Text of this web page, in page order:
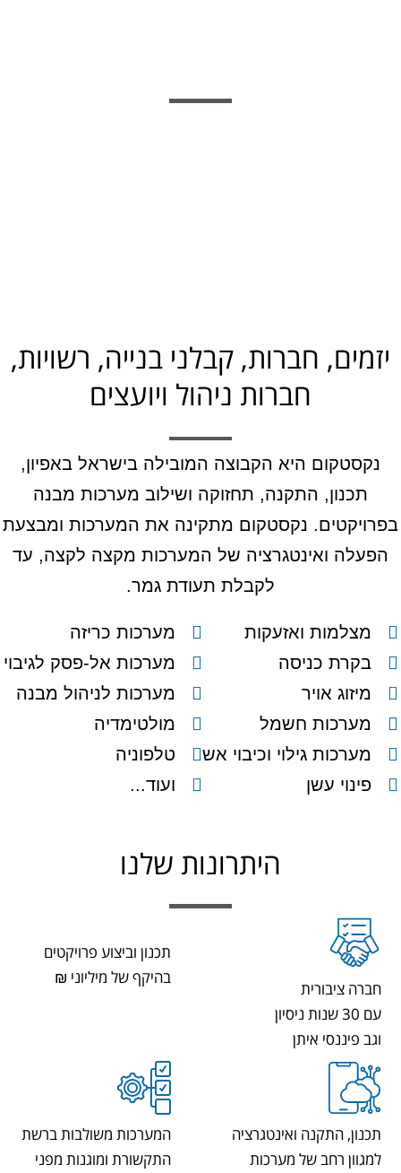
יזמים, חברות, קבלני בנייה, רשויות,
חברות ניהול ויועצים
נקסטקום היא הקבוצה המובילה בישראל באפיון,
תכנון, התקנה, תחזוקה ושילוב מערכות מבנה
נקסטקום מתקינה את המערכות ומבצעת
הפעלה ואינטגרציה של המערכות מקצה לקצה, עד
לקבלת תעודת גמר.
מצלמות ואזעקות
בקרת כניסה
מיזוג אויר
מערכות חשמל
מערכות גילוי וכיבוי אש
פינוי עשן
מערכות כריזה
מערכות אל-פסק לגיבוי
מערכות לניהול מבנה
מולטימדיה
טלפוניה
ועוד...
היתרונות שלנו
חברה ציבורית
עם 30 שנות ניסיון
וגב פיננסי איתן
תכנון וביצוע פרויקטים
בהיקף של מיליוני ₪
תכנון, התקנה ואינטגרציה
למגוון רחב של מערכות
המערכות משולבות ברשת
התקשורת ומוגנות מפני